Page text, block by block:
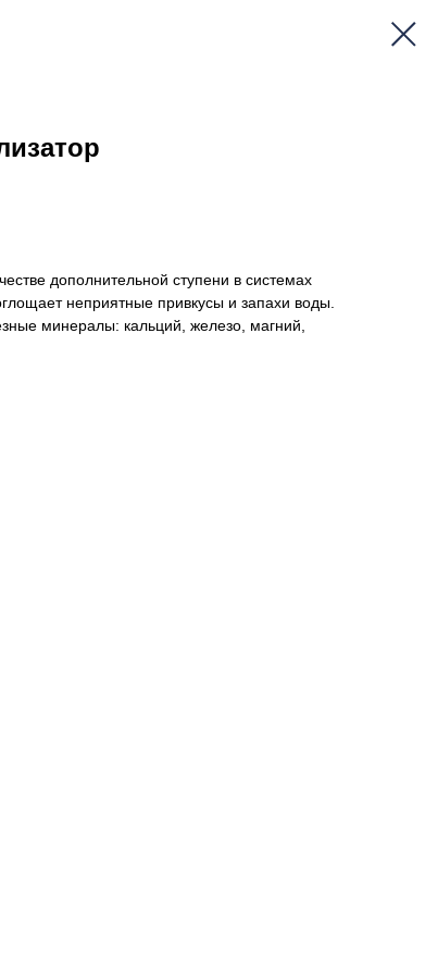
дополнительной ступени в системах
неприятные привкусы и запахи воды.
минералы: кальций, железо, магний,